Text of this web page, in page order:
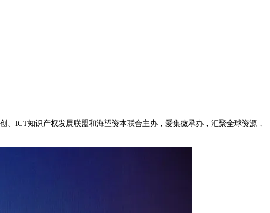
ICT知识产权发展联盟和海望资本联合主办，爱集微承办，汇聚全球资源，